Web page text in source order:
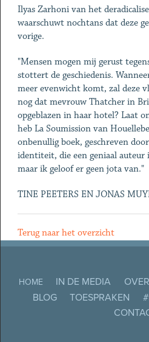
Ilyas Zarhoni van het
waarschuwt nochtans dat deze
vorige.
"Mensen mogen mij gerust
stottert de geschiedenis.
meer evenwicht komt, zal deze
nog dat mevrouw Thatcher in
opgeblazen in haar hotel? Laat
heb La Soumission van
onbenullig boek, geschreven
identiteit, die een geniaal auteur
maar ik geloof er geen jota van."
TINE PEETERS EN JONAS
Terug naar het overzicht
HOME IN DE MEDIA
BLOG
TOESPRAKEN